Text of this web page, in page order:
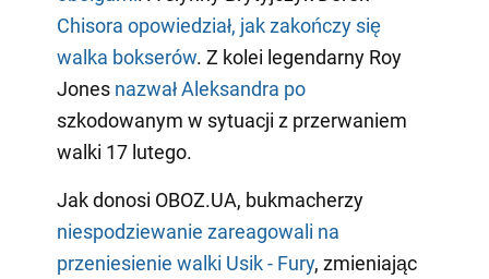
Chisora opowiedział, jak zakończy się
walka bokserów. Z kolei legendarny Roy
Jones nazwał Aleksandra po
szkodowanym w sytuacji z przerwaniem
walki 17 lutego.
Jak donosi OBOZ.UA, bukmacherzy
niespodziewanie zareagowali na
przeniesienie walki Usik - Fury, zmieniając